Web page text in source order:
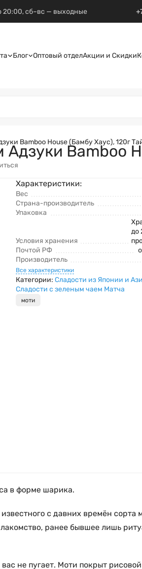
20:00, сб–вс — выходные
Блог Оптовый отделАкции и Скидки
Bamboo House (Бамбу Хаус), 120г
Bamboo
Характеристики:
Вес
Страна-производитель
Упаковка
Условия хранения
до
Почтой РФ
Производитель
Все характеристики
Категории: Сладости из Японии и
Сладости с зеленым чаем Матча
моти
в форме шарика.
с давних времён
ранее бывшее лишь
не пугает. Моти покрыт